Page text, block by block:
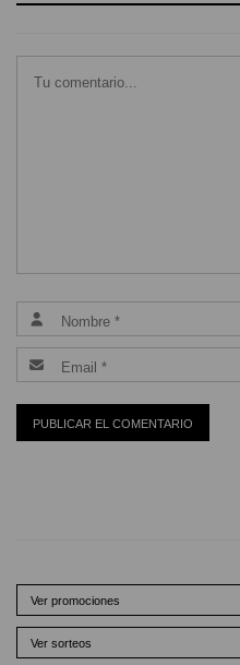
Ver promociones
Ver sorteos